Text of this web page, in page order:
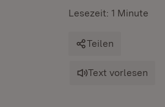
Lesezeit: 1 Minute
Teilen
Text vorlesen